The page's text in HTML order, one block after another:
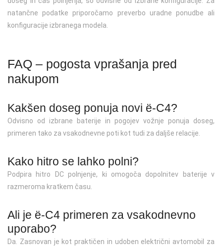
natančne podatke priporočamo preverbo uradne ponudbe ali
konfiguracije izbranega modela.
FAQ – pogosta vprašanja pred
nakupom
Kakšen doseg ponuja novi ë-C4?
Odvisno od izbrane baterije in pogojev vožnje ponuja doseg,
primeren tako za vsakodnevne poti kot tudi za daljše relacije.
Kako hitro se lahko polni?
Podpira hitro DC polnjenje, ki omogoča dopolnitev baterije v
razmeroma kratkem času.
Ali je ë-C4 primeren za vsakodnevno
uporabo?
Da. Zasnovan je kot praktičen in udoben električni avtomobil za